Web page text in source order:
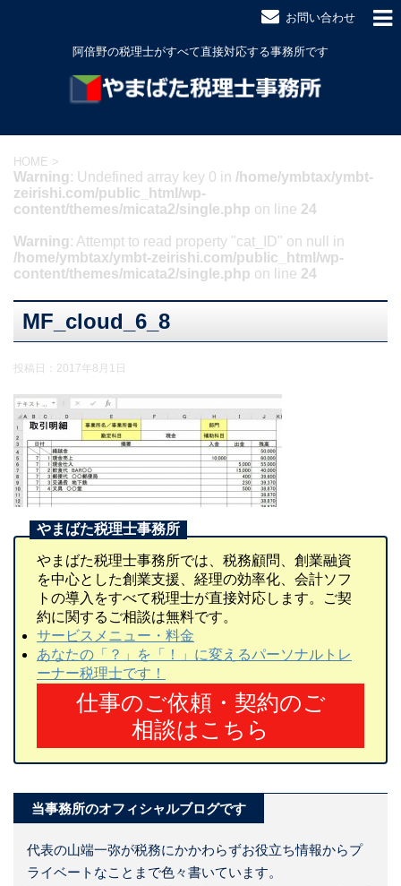
お問い合わせ
阿倍野の税理士がすべて直接対応する事務所です
HOME >
Warning: Undefined array key 0 in /home/ymbtax/ymbt-
zeirishi.com/public_html/wp-
content/themes/micata2/single.php on line 24
Warning: Attempt to read property "cat_ID" on null in
/home/ymbtax/ymbt-zeirishi.com/public_html/wp-
content/themes/micata2/single.php on line 24
MF_cloud_6_8
投稿日： 2017年8月1日
やまばた税理士事務所では、税務顧問、創業融資
を中心とした創業支援、経理の効率化、会計ソフ
トの導入をすべて税理士が直接対応します。ご契
約に関するご相談は無料です。
サービスメニュー・料金
あなたの「？」を「！」に変えるパーソナルトレ
ーナー税理士です！
仕事のご依頼・契約のご
相談はこちら
当事務所のオフィシャルブログです
代表の山端一弥が税務にかかわらずお役立ち情報からプ
ライベートなことまで色々書いています。